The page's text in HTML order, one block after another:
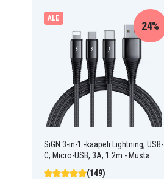
ALE
SiGN 3-in-1 -kaapeli Lightning, USB-
C, Micro-USB, 3A, 1.2m - Musta
(149)
24%